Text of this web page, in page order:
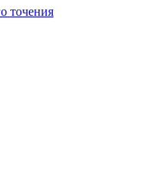
точения